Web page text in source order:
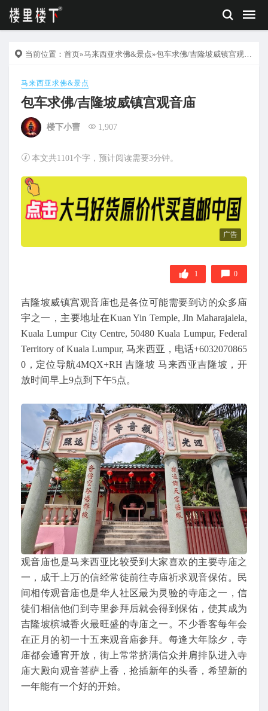
当前位置： 首页»马来西亚求佛&景点»包车求佛/吉隆坡威镇宫观音庙
马来西亚求佛&景点
包车求佛/吉隆坡威镇宫观音庙
楼下小曹 1,907
本文共1101个字，预计阅读需要3分钟。
广告
1 0
吉隆坡威镇宫观音庙也是各位可能需要到访的众多庙
宇之一，主要地址在Kuan Yin Temple, Jln Maharajalela,
Kuala Lumpur City Centre, 50480 Kuala Lumpur, Federal
Territory of Kuala Lumpur, 马来西亚，电话+6032070865
0，定位导航4MQX+RH 吉隆坡 马来西亚吉隆坡，开
放时间早上9点到下午5点。
观音庙也是马来西亚比较受到大家喜欢的主要寺庙之
一，成千上万的信经常徒前往寺庙祈求观音保佑。民
间相传观音庙也是华人社区最为灵验的寺庙之一，信
徒们相信他们到寺里参拜后就会得到保佑，使其成为
吉隆坡槟城香火最旺盛的寺庙之一。不少香客每年会
在正月的初一十五来观音庙参拜。每逢大年除夕，寺
庙都会通宵开放，街上常常挤满信众并肩排队进入寺
庙大殿向观音菩萨上香，抢插新年的头香，希望新的
一年能有一个好的开始。